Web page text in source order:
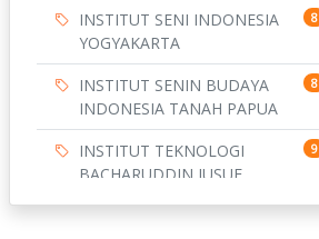
INSTITUT SENI INDONESIA
YOGYAKARTA
8
INSTITUT SENIN BUDAYA
INDONESIA TANAH PAPUA
8
INSTITUT TEKNOLOGI
BACHARUDDIN JUSUF
9